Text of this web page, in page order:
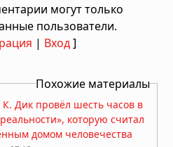
могут только
пользователи.
| Вход]
Похожие материалы
Дик провёл шесть часов в
которую считал
домом человечества